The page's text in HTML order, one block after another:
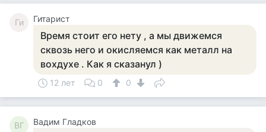
Ги Гитарист
Время стоит его нету , а мы движемся
сквозь него и окисляемся как металл на
вохдухе . Как я сказанул )
12 лет 0 0
ВГ Вадим Гладков